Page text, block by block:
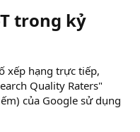
trong kỷ
xếp hạng trực tiếp,
Quality Raters"
của Google sử dụng